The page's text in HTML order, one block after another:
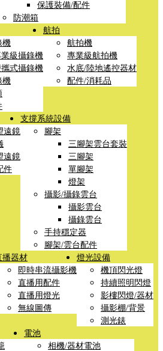
保護裝備/配件
防潮箱
機
級攝錄機
式攝錄機
機
航拍
航拍機
專業級航拍機
水底/陸地遙控器材
配件/消耗品
遠鏡
遠鏡
件
支撐系統設備
腳架
三腳架雲台套裝
三腳架
單腳架
燈架
攝影/攝錄雲台
攝影雲台
攝錄雲台
手持穩定器
腳架/雲台配件
播器材
即時串流攝影機
直播用配件
直播用燈光
無線圖傳
燈光設備
機頂閃光燈
持續照明閃燈
影樓閃燈/器材
攝影棚/背景
測光錶
電池
相機/器材電池